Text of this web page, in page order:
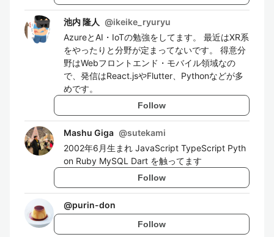
池内 隆人 @ikeike_ryuryu
AzureとAI・IoTの勉強をしてます。 最近はXR系
をやったりと分野が定まってないです。 得意分
野はWebフロントエンド・モバイル領域なの
で、発信はReact.jsやFlutter、Pythonなどが多
めです。
Follow
Mashu Giga @sutekami
2002年6月生まれ JavaScript TypeScript Pyth
on Ruby MySQL Dart を触ってます
Follow
@purin-don
Follow